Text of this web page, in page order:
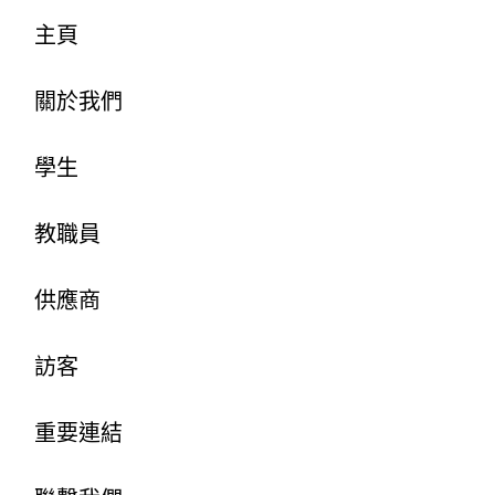
主頁
關於我們
學生
教職員
供應商
訪客
重要連結